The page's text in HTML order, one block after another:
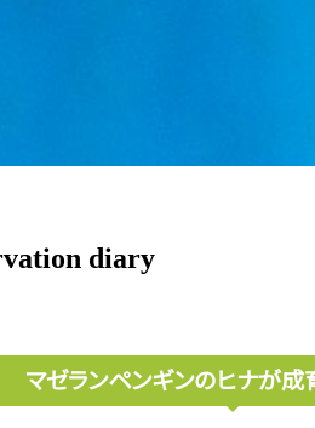
マゼランペンギンのヒナが成